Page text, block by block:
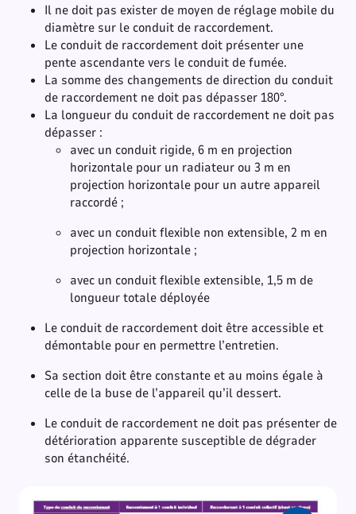
Il ne doit pas exister de moyen de réglage mobile du
diamètre sur le conduit de raccordement.
Le conduit de raccordement doit présenter une
pente ascendante vers le conduit de fumée.
La somme des changements de direction du conduit
de raccordement ne doit pas dépasser 180°.
La longueur du conduit de raccordement ne doit pas
dépasser :
avec un conduit rigide, 6 m en projection
horizontale pour un radiateur ou 3 m en
projection horizontale pour un autre appareil
raccordé ;
avec un conduit flexible non extensible, 2 m en
projection horizontale ;
avec un conduit flexible extensible, 1,5 m de
longueur totale déployée
Le conduit de raccordement doit être accessible et
démontable pour en permettre l’entretien.
Sa section doit être constante et au moins égale à
celle de la buse de l’appareil qu’il dessert.
Le conduit de raccordement ne doit pas présenter de
détérioration apparente susceptible de dégrader
son étanchéité.